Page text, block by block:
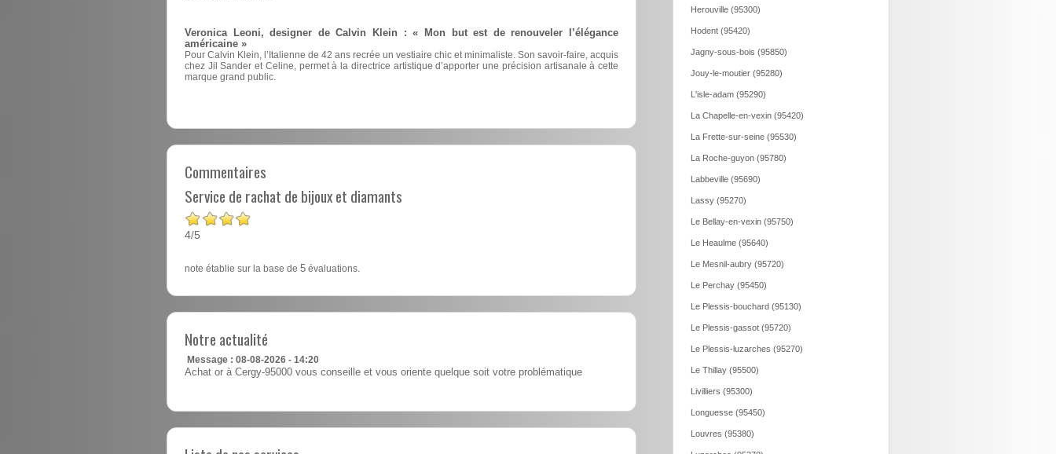
Veronica Leoni, designer de Calvin Klein : « Mon but est de renouveler l’élégance
américaine »
Pour Calvin Klein, l’Italienne de 42 ans recrée un vestiaire chic et minimaliste. Son savoir-faire, acquis
chez Jil Sander et Celine, permet à la directrice artistique d’apporter une précision artisanale à cette
marque grand public.
Commentaires
Service de rachat de bijoux et diamants
4/5
note établie sur la base de 5 évaluations.
Notre actualité
Message : 08-08-2026 - 14:20
Achat or à Cergy-95000 vous conseille et vous oriente quelque soit votre problématique
Herouville (95300)
Hodent (95420)
Jagny-sous-bois (95850)
Jouy-le-moutier (95280)
L'isle-adam (95290)
La Chapelle-en-vexin (95420)
La Frette-sur-seine (95530)
La Roche-guyon (95780)
Labbeville (95690)
Lassy (95270)
Le Bellay-en-vexin (95750)
Le Heaulme (95640)
Le Mesnil-aubry (95720)
Le Perchay (95450)
Le Plessis-bouchard (95130)
Le Plessis-gassot (95720)
Le Plessis-luzarches (95270)
Le Thillay (95500)
Livilliers (95300)
Longuesse (95450)
Louvres (95380)